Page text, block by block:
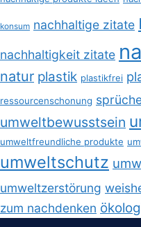
konsum nachhaltige zitate
nachhaltigkeit zitate
natur plastik plastikfrei
ressourcenschonung
umweltbewusstsein
umweltfreundliche produkte
umweltschutz
umweltzerstörung
zum nachdenken